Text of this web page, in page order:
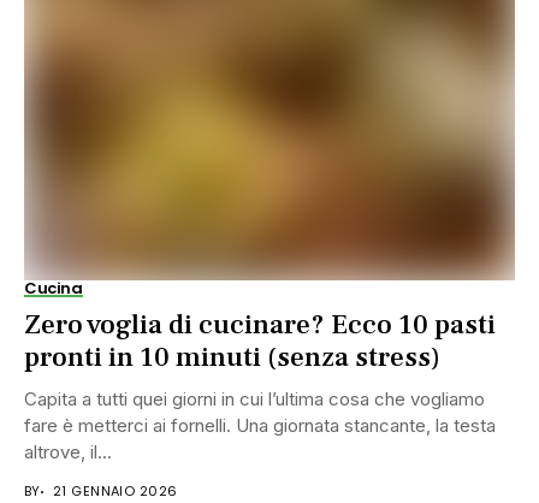
Cucina
Zero voglia di cucinare? Ecco 10 pasti
pronti in 10 minuti (senza stress)
Capita a tutti quei giorni in cui l’ultima cosa che vogliamo
fare è metterci ai fornelli. Una giornata stancante, la testa
altrove, il...
BY 21 GENNAIO 2026